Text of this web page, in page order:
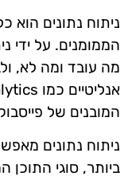
ניתוח נתונים הוא
הממומנים. על ידי
מה עובד ומה לא,
המובנים של
ניתוח נתונים
ביותר, סוגי התוכן